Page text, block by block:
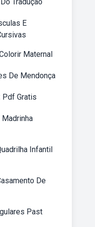
E
Maternal
De Mendonça
Pdf Gratis
Infantil
De
Past